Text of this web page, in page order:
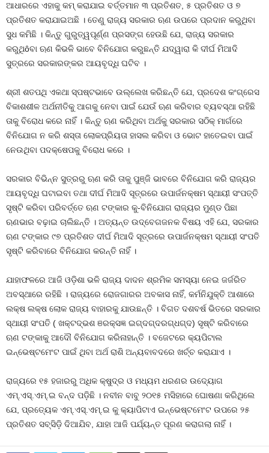
ଆଧାରରେ ଏହାକୁ କମ୍ କରାଯାଇ ବର୍ତ୍ତମାନ ୩ ପ୍ରତିଶତ, ୫ ପ୍ରତିଶତ ଓ ୭
ପ୍ରତିଶତ କରାଯାଇଅଛି । ତେଣୁ ରାଜ୍ୟ ସରକାର ଋଣ ଉପରେ ପ୍ରଦାନ କରୁଥିବା
ସୁଧ କମିଛି । କିନ୍ତୁ ଗୁରୁତ୍ୱପୂର୍ଣ୍ଣ ପ୍ରସଙ୍ଗ ହେଉଛି ଯେ, ରାଜ୍ୟ ସରକାର
କରୁଥିôବା ଋଣ କିଭଳି ଭାବେ ବିନିଯୋଗ କରୁଛନ୍ତି ଯଦ୍ୱାରା କି ଦୀର୍ଘ ମିଆଦି
ସୁତ୍ରରେ ସରକାରଙ୍କର ଆୟବୃଦ୍ଧି ଘଟିବ ।
ଶ୍ରୀ ଶତପଥି ଏକଥା ସ୍ପଷ୍ଟଭାବେ ଉଲ୍ଲେଖ କରିଛନ୍ତି ଯେ, ପ୍ରଦେଶ କଂଗ୍ରେସ
ବିକାଶଶୀଳ ଅର୍ଥନୀତିକୁ ଆଗକୁ ନେବା ପାଇଁ ଯେଉଁ ଋଣ କରିବାର ବ୍ୟବସ୍ଥା ରହିଛି
ତାକୁ ବିରୋଧ କରେ ନାହିଁ । କିନ୍ତୁ ଋଣ କରିଥିବା ଅର୍ଥକୁ ସରକାର ସଠିକ୍ ମାର୍ଗରେ
ବିନିଯୋଗ ନ କରି ଶସ୍ତା ଲୋକପ୍ରିୟତା ହାସଲ କରିବା ଓ ଭୋଟ ହାତେଇବା ପାଇଁ
ନେଉଥିବା ପଦକ୍ଷେପକୁ ବିରୋଧ କରେ ।
ସରକାର ବିଭିନ୍ନ ସୁତ୍ରରୁ ଋଣ କରି ତାକୁ ପୁଞ୍ଜି ଭାବରେ ବିନିଯୋଗ କରି ରାଜ୍ୟର
ଆୟବୃଦ୍ଧି ଘଟାଇବା ତଥା ଦୀର୍ଘ ମିଆଦି ସୂତ୍ରରେ ଉପାର୍ଜନକ୍ଷମ ସ୍ଥାୟୀ ସଂପତ୍ତି
ସୃଷ୍ଟି କରିବା ପରିବର୍ତ୍ତେ ଋଣ ଟଙ୍କାର କୁ-ବିନିଯୋଗ ରାଜ୍ୟର ମୁଣ୍ଡ ପିଛା
ଋଣଭାର ବଢ଼ାଇ ଚାଲିଛନ୍ତି । ଅତ୍ୟନ୍ତ ଉଦ୍‌ବେଗଜନକ ବିଷୟ ଏହି ଯେ, ସରକାର
ଋଣ ଟଙ୍କାର ୯୭ ପ୍ରତିଶତ ଦୀର୍ଘ ମିଆଦି ସୂତ୍ରରେ ଉପାର୍ଜନକ୍ଷମ ସ୍ଥାୟୀ ସଂପତି
ସୃଷ୍ଟି କରିବାରେ ବିନିଯୋଗ କରନ୍ତି ନାହିଁ ।
ଯାହାଫଳରେ ଆଜି ଓଡ଼ିଶା ଭଳି ରାଜ୍ୟ ଦାଦନ ଶ୍ରମିକ ସମସ୍ୟା ନେଇ ଜର୍ଜରିତ
ଅବସ୍ଥାରେ ରହିଛି । ରାଜ୍ୟରେ ରୋଜଗାରର ଅବକାସ ନାହିଁ, କର୍ମନିଯୁକ୍ତି ଆଶାରେ
ଲକ୍ଷ ଲକ୍ଷ ଲୋକ ରାଜ୍ୟ ବାହାରକୁ ଯାଉଛନ୍ତି । ବିଗତ ଦଶବର୍ଷ ଭିତରେ ସରକାର
ସ୍ଥାୟୀ ସଂପତି ( ଖକ୍ଟଦ୍ଭଶ ଞରକ୍ସଜ୍ଞ ଇଗ୍ଦଗ୍ଦରଗ୍ଧଗ୍ଦ) ସୃଷ୍ଟି କରିବାରେ
ଋଣ ଟଙ୍କାକୁ ଆଦୌ ବିନିଯୋଗ କରିନାହାନ୍ତି । ବଜେଟରେ କ୍ୟପିଟାଲ
ଇନ୍‌ଭେଷ୍ଟମେଂଟ ପାଇଁ ଥିବା ଅର୍ଥ ରାଶି ଅନ୍ୟବାବଦରେ ଖର୍ଚ୍ଚ କରାଯାଏ ।
ରାଜ୍ୟରେ ୧୫ ହଜାରରୁ ଅଧିକ କ୍ଷୁଦ୍ର ଓ ମଧ୍ୟମ ଧରଣର ଉଦ୍ୟୋଗ
ଏମ୍‌.ଏସ୍‌.ଏମ୍‌.ଇ ବନ୍ଦ ପଡ଼ିଛି । ନବୀନ ବାବୁ ୨୦୧୫ ମସିହାରେ ଘୋଷଣା କରିଥିଲେ
ଯେ, ପ୍ରତ୍ୟେକ ଏମ୍‌.ଏସ୍‌.ଏମ୍‌.ଇ କୁ କ୍ୟାପିଟାଏ ଇନ୍‌ଭେଷ୍ଟମେଂଟ ଉପରେ ୨୫
ପ୍ରତିଶତ ସବ୍‌ସିଡ଼ି ଦିଆଯିବ, ଯାହା ଆଜି ପର୍ଯ୍ୟନ୍ତ ପୂରଣ କରାଗଲା ନାହିଁ ।